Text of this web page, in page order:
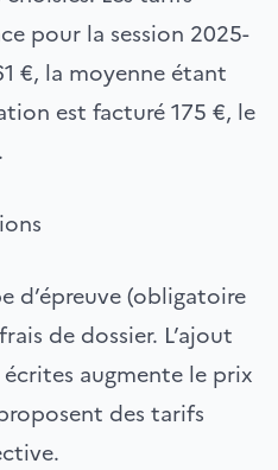
pour la session 2025-
€, la moyenne étant
est facturé 175 €, le
d’épreuve (obligatoire
de dossier. L’ajout
augmente le prix
des tarifs